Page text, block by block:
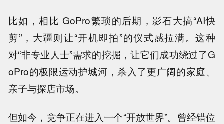
比如，相比 GoPro繁琐的后期，影石大搞“AI快
剪”，大疆则让“开机即拍”的仪式感拉满。这种
对“非专业人士”需求的挖掘，让它们成功绕过了G
oPro的极限运动护城河，杀入了更广阔的家庭、
亲子与探店市场。
但如今，竞争正在进入一个“开放世界”。曾经错位